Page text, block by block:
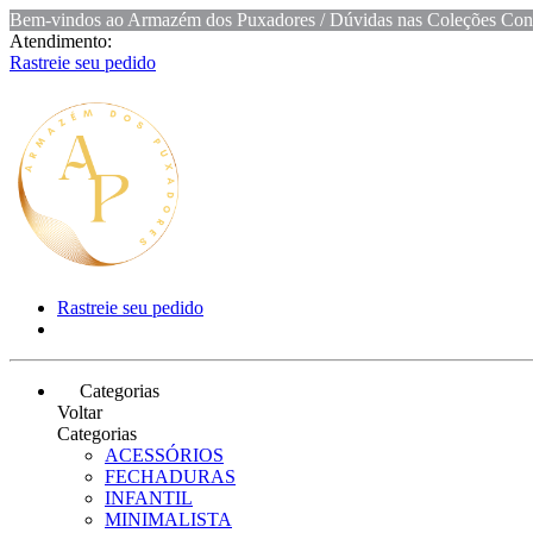
Bem-vindos ao Armazém dos Puxadores / Dúvidas nas Coleções
Atendimento:
Rastreie seu pedido
Rastreie seu pedido
Categorias
Voltar
Categorias
ACESSÓRIOS
FECHADURAS
INFANTIL
MINIMALISTA